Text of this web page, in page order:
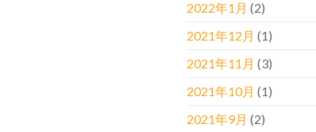
2022年1月 (2)
2021年12月 (1)
2021年11月 (3)
2021年10月 (1)
2021年9月 (2)